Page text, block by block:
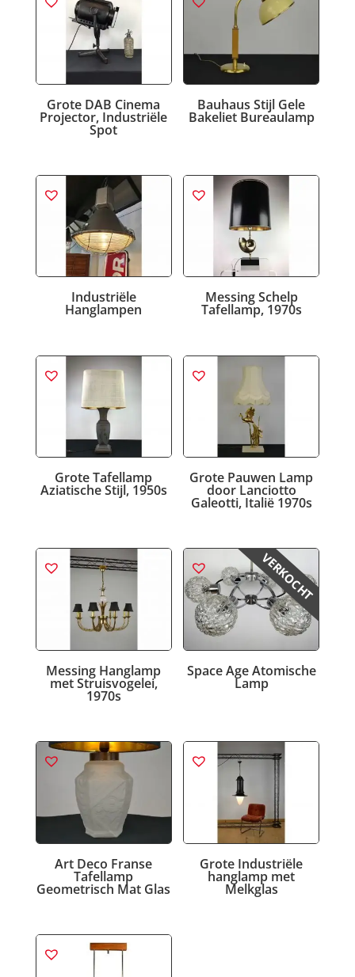
Grote DAB Cinema
Projector, Industriële
Spot
Bauhaus Stijl Gele
Bakeliet Bureaulamp
Industriële
Hanglampen
Messing Schelp
Tafellamp, 1970s
Grote Tafellamp
Aziatische Stijl, 1950s
Grote Pauwen Lamp
door Lanciotto
Galeotti, Italië 1970s
Messing Hanglamp
met Struisvogelei,
1970s
VERKOCHT
Space Age Atomische
Lamp
Art Deco Franse
Tafellamp
Geometrisch Mat Glas
Grote Industriële
hanglamp met
Melkglas